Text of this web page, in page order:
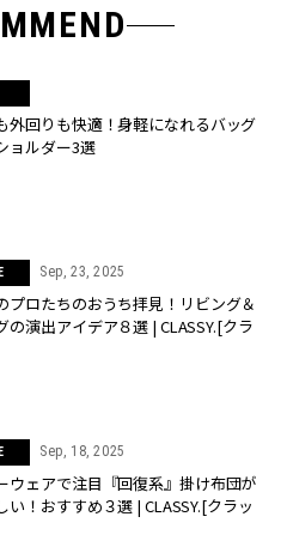
外回りも快適！身軽になれるバッグ
ョルダー3選
Sep, 23, 2025
プロたちのおうち拝見！リビング＆
の演出アイデア８選 | CLASSY.[クラ
Sep, 18, 2025
ウェアで注目『回復系』掛け布団が
い！おすすめ３選 | CLASSY.[クラッ